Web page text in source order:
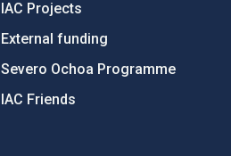
IAC Projects
External funding
Severo Ochoa Programme
IAC Friends